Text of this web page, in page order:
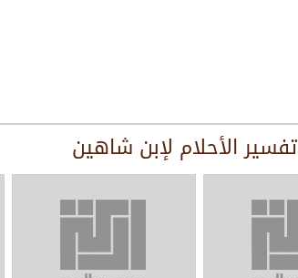
تفسير الأحلام لإبن شاهين